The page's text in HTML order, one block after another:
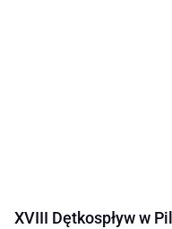
XVIII Dętkospływ w